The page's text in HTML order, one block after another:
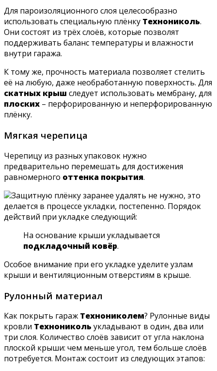
Для пароизоляционного слоя целесообразно
использовать специальную плёнку Технониколь.
Они состоят из трёх слоёв, которые позволят
поддерживать баланс температуры и влажности
внутри гаража.
К тому же, прочность материала позволяет стелить
её на любую, даже необработанную поверхность. Для
скатных крыш следует использовать мембрану, для
плоских – перфорированную и неперфорированную
плёнку.
Мягкая черепица
Черепицу из разных упаковок нужно
предварительно перемешать для достижения
равномерного оттенка покрытия.
Защитную плёнку заранее удалять не нужно, это
делается в процессе укладки, постепенно. Порядок
действий при укладке следующий:
На основание крыши укладывается
подкладочный ковёр.
Особое внимание при его укладке уделите узлам
крыши и вентиляционным отверстиям в крыше.
Рулонный материал
Как покрыть гараж Технониколем? Рулонные виды
кровли Технониколь укладывают в один, два или
три слоя. Количество слоёв зависит от угла наклона
плоской крыши: чем меньше угол, тем больше слоёв
потребуется. Монтаж состоит из следующих этапов: